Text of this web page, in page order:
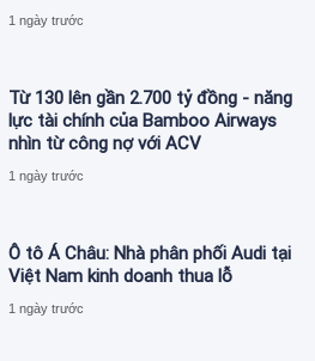
1 ngày trước
Từ 130 lên gần 2.700 tỷ đồng - năng
lực tài chính của Bamboo Airways
nhìn từ công nợ với ACV
1 ngày trước
Ô tô Á Châu: Nhà phân phối Audi tại
Việt Nam kinh doanh thua lỗ
1 ngày trước